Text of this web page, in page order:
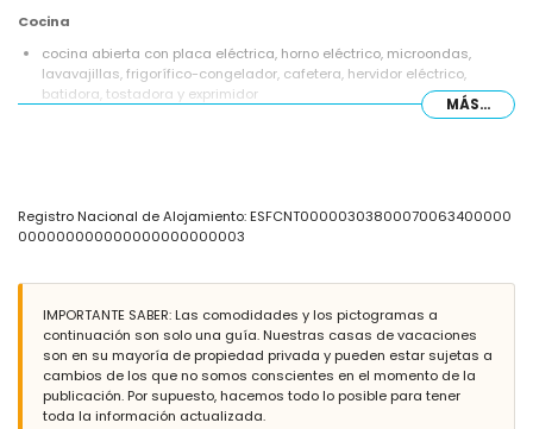
Cocina
cocina abierta con placa eléctrica, horno eléctrico, microondas,
lavavajillas, frigorífico-congelador, cafetera, hervidor eléctrico,
batidora, tostadora y exprimidor
dormitorio con aire acondicionado y 2 camas individuales
baño en suite con lavabo individual, combinación de bañera/ducha y
baño en suite con lavabo individual, bañera y WC
Exterior de la villa
parcela cerrada
piscina privada climatizada en forma de laguna de 8m x 4m
jardín con árboles y muebles de jardín con tumbonas
MÁS...
Registro Nacional de Alojamiento: ESFCNT00000303800070063400000
000000000000000000000003
IMPORTANTE SABER: Las comodidades y los pictogramas a
continuación son solo una guía. Nuestras casas de vacaciones
son en su mayoría de propiedad privada y pueden estar sujetas a
cambios de los que no somos conscientes en el momento de la
publicación. Por supuesto, hacemos todo lo posible para tener
toda la información actualizada.